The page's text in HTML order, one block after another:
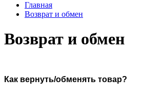
Главная
Возврат и обмен
Возврат и обмен
Как вернуть/обменять товар?